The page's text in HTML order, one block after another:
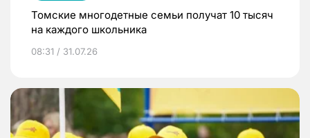
Томские многодетные семьи получат 10 тысяч
на каждого школьника
08:31 / 31.07.26